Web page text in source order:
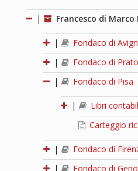
| Francesco di
|
Fondaco di
|
Fondaco di Prato
|
Fondaco di Pisa
|
Libri
Carteggio
|
Fondaco di
|
Fondaco di